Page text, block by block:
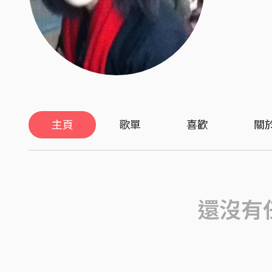
主頁 歌單 喜歡 關
還沒有